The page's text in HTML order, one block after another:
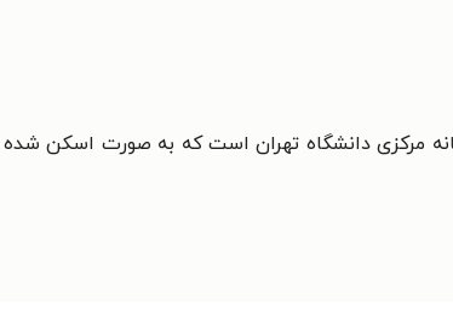
مرکزی دانشگاه تهران است که به صورت اسکن شده